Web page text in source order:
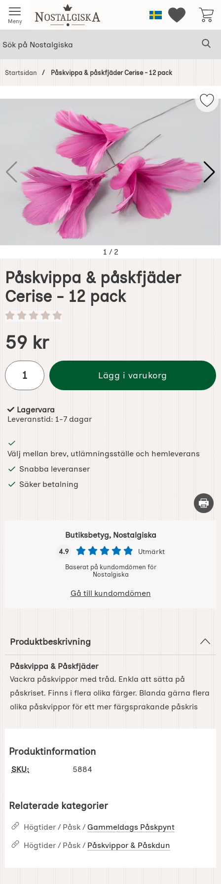
Meny Startsidan för NostalgiskaSverigeMina
Startsidan Påskvippa & påskfjäder Cerise - 12 pack
över
1 / 2
Påskvippa & påskfjäder
Cerise - 12 pack
Handla denna produkt Påskvippa & påskfjäder Cerise -
pris
59 kr
antal
Lägg i varukorg
Tillgänglighet:
Lagervara
Leveranstid: 1-7 dagar
Välj mellan brev, utlämningsställe och hemleverans
Snabba leveranser
Säker betalning
Skriv
Butiksbetyg, Nostalgiska
4.9 Utmärkt
Baserat på kundomdömen för
Nostalgiska
Gå till kundomdömen
Produktbeskrivning
Påskvippa & Påskfjäder
Vackra påskvippor med tråd. Enkla att sätta på
påskriset. Finns i flera olika färger. Blanda gärna flera
olika påskvippor för ett mer färgsprakande påskris
Produktinformation
SKU: 5884
Relaterade kategorier
Högtider / Påsk / Gammeldags Påskpynt
Högtider / Påsk / Påskvippor & Påskdun